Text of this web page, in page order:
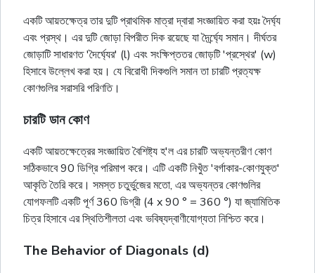
একটি আয়তক্ষেত্র তার দুটি প্রাথমিক মাত্রা দ্বারা সংজ্ঞায়িত করা হয়ঃ দৈর্ঘ্য
এবং প্রস্থ। এর দুটি জোড়া বিপরীত দিক রয়েছে যা দৈর্র্ঘ্যে সমান। দীর্ঘতর
জোড়াটি সাধারণত 'দৈর্ঘ্যের' (l) এবং সংক্ষিপ্ততর জোড়টি 'প্রস্থের' (w)
হিসাবে উল্লেখ করা হয়। যে বিরোধী দিকগুলি সমান তা চারটি প্রত্যক্ষ
কোণগুলির সরাসরি পরিণতি।
চারটি ডান কোণ
একটি আয়তক্ষেত্রের সংজ্ঞায়িত বৈশিষ্ট্য হ'ল এর চারটি অভ্যন্তরীণ কোণ
সঠিকভাবে 90 ডিগ্রি পরিমাপ করে। এটি একটি নিখুঁত 'বর্গাকার-কোণযুক্ত'
আকৃতি তৈরি করে। সমস্ত চতুর্ভুজের মতো, এর অভ্যন্তর কোণগুলির
যোগফলটি একটি পূর্ণ 360 ডিগ্রী (4 x 90 ° = 360 °) যা জ্যামিতিক
চিত্র হিসাবে এর স্থিতিশীলতা এবং ভবিষ্যদ্বাণীযোগ্যতা নিশ্চিত করে।
The Behavior of Diagonals (d)